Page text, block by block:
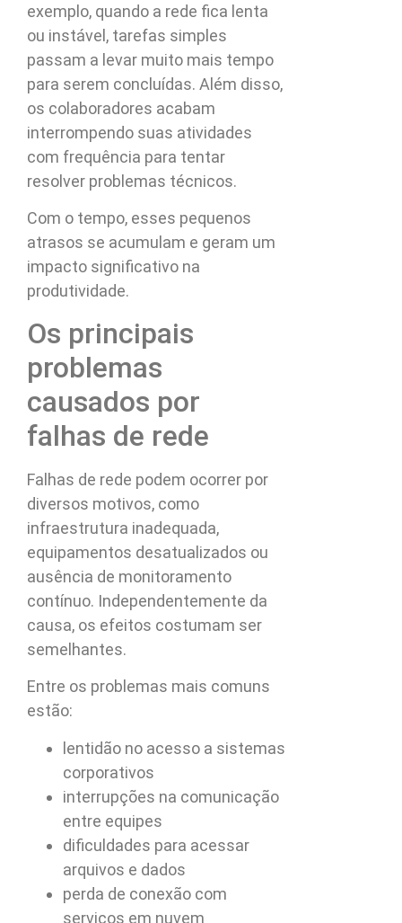
exemplo, quando a rede fica lenta
ou instável, tarefas simples
passam a levar muito mais tempo
para serem concluídas. Além disso,
os colaboradores acabam
interrompendo suas atividades
com frequência para tentar
resolver problemas técnicos.
Com o tempo, esses pequenos
atrasos se acumulam e geram um
impacto significativo na
produtividade.
Os principais
problemas
causados por
falhas de rede
Falhas de rede podem ocorrer por
diversos motivos, como
infraestrutura inadequada,
equipamentos desatualizados ou
ausência de monitoramento
contínuo. Independentemente da
causa, os efeitos costumam ser
semelhantes.
Entre os problemas mais comuns
estão:
lentidão no acesso a sistemas
corporativos
interrupções na comunicação
entre equipes
dificuldades para acessar
arquivos e dados
perda de conexão com
serviços em nuvem